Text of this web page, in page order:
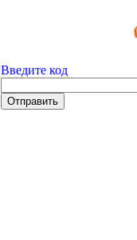
Введите код